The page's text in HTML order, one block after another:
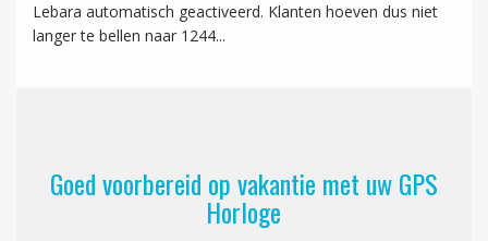
Lebara automatisch geactiveerd. Klanten hoeven dus niet
langer te bellen naar 1244...
Goed voorbereid op vakantie met uw GPS
Horloge